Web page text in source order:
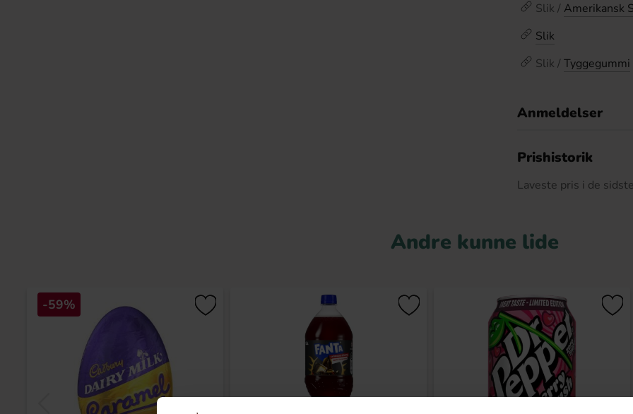
Slik / Amerikansk
Slik
Slik / Tyggegummi
Anmeldelser
Prishistorik
Laveste pris i de
Andre kunne lide
-59%